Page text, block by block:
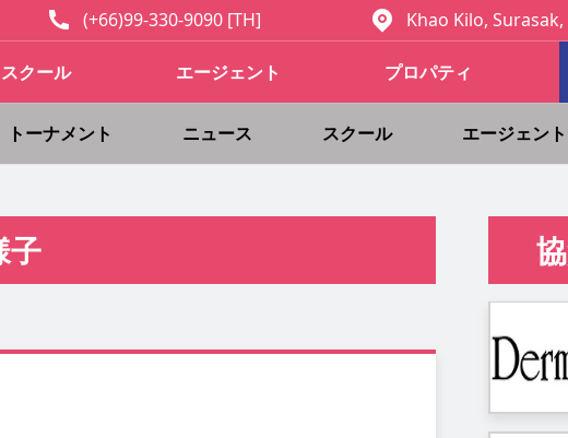
(+66)99-330-9090 [TH] Khao Kilo,
スクール エージェント プロパティ
トーナメント ニュース スクール エージェント
子